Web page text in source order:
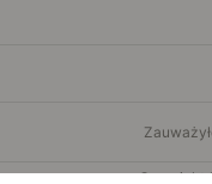
Copyright